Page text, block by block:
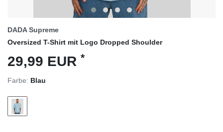
DADA Supreme
Oversized T-Shirt mit Logo Dropped Shoulder
29,99 EUR *
Farbe: Blau